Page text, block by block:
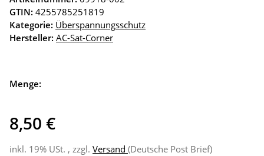
GTIN: 4255785251819
Kategorie: Überspannungsschutz
Hersteller: AC-Sat-Corner
Menge:
8,50 €
inkl. 19% USt. , zzgl. Versand (Deutsche Post Brief)